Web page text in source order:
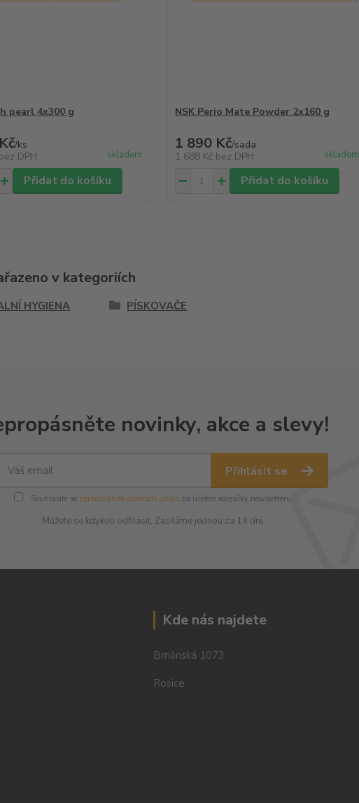
pearl 4x300 g
/ks
bez DPH skladem
Přidat do košíku
NSK Perio Mate Powder 2x160 g
1 890 Kč/sada
1 688 Kč bez DPH skladem
Přidat do košíku
v kategoriích
HYGIENA PÍSKOVAČE
novinky, akce a slevy!
Přihlásit se
Souhlasím se zpracováním osobních údajůza účelem rozesílky newsletteru.
Můžete se kdykoli odhlásit. Zasíláme jednou za 14 dní.
Kde nás najdete
Brněnská 1073
Rosice